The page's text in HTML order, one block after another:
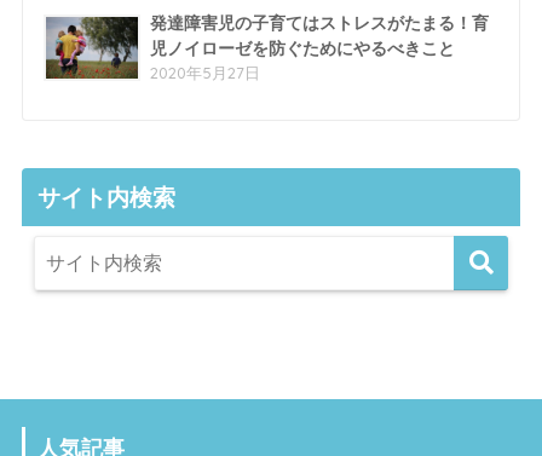
発達障害児の子育てはストレスがたまる！育
児ノイローゼを防ぐためにやるべきこと
2020年5月27日
サイト内検索
人気記事